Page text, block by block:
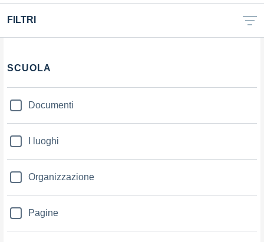
FILTRI
Filtri
SCUOLA
Documenti
I luoghi
Organizzazione
Pagine